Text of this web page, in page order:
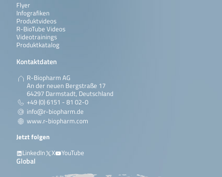
Flyer
Infografiken
Produktvideos
R-BioTube Videos
Videotrainings
Produktkatalog
Kontaktdaten
R-Biopharm AG
An der neuen Bergstraße 17
64297 Darmstadt, Deutschland
+49 (0) 6151 - 81 02-0
info@r-biopharm.de
www.r-biopharm.com
Jetzt folgen
LinkedIn
X YouTube
Global